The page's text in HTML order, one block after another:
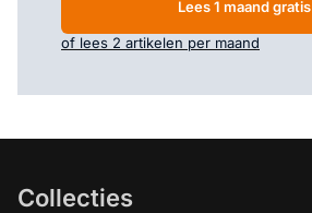
Lees 1 maand gratis
of lees 2 artikelen per maand
Collecties